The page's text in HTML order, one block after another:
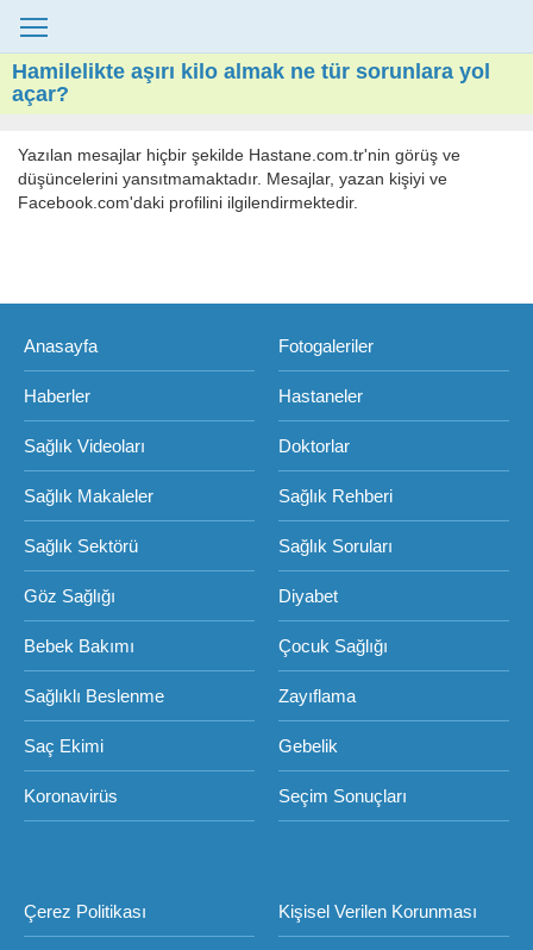
Hamilelikte aşırı kilo almak ne tür sorunlara yol
açar?
Yazılan mesajlar hiçbir şekilde Hastane.com.tr'nin görüş ve
düşüncelerini yansıtmamaktadır. Mesajlar, yazan kişiyi ve
Facebook.com'daki profilini ilgilendirmektedir.
Anasayfa Fotogaleriler
Haberler Hastaneler
Sağlık Videoları Doktorlar
Sağlık Makaleler Sağlık Rehberi
Sağlık Sektörü Sağlık Soruları
Göz Sağlığı Diyabet
Bebek Bakımı Çocuk Sağlığı
Sağlıklı Beslenme Zayıflama
Saç Ekimi Gebelik
Koronavirüs Seçim Sonuçları
Çerez Politikası Kişisel Verilen Korunması